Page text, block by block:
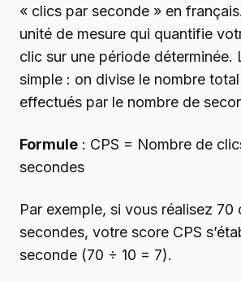
« clics par seconde » en
unité de mesure qui quantifie
clic sur une période déterminée.
simple : on divise le nombre
effectués par le nombre de
Formule : CPS = Nombre de
secondes
Par exemple, si vous réalisez 70
secondes, votre score CPS
seconde (70 ÷ 10 = 7).